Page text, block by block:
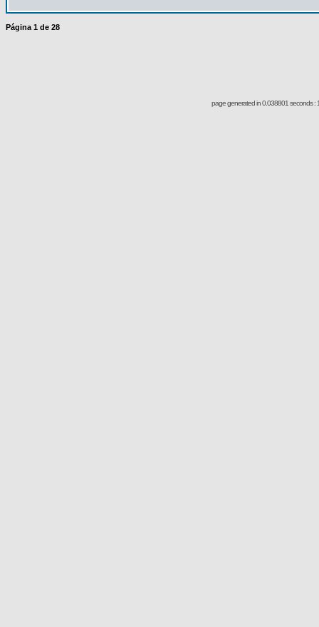
Página 1 de 28
page generated in 0.038801 seconds :